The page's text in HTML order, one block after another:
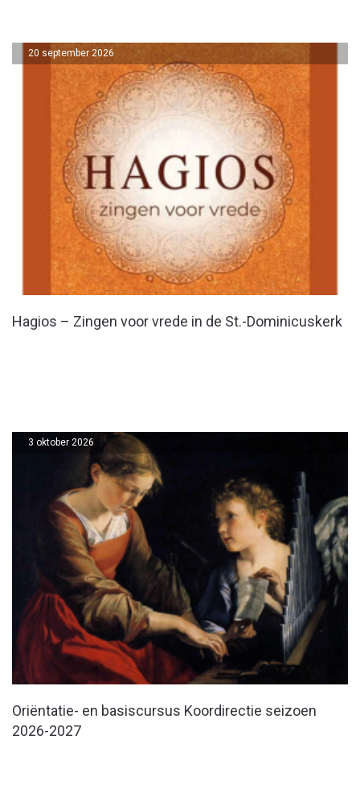
Hagios – Zingen voor vrede in de St.-Dominicuskerk
20 september 2026
Oriëntatie- en basiscursus Koordirectie seizoen
2026-2027
3 oktober 2026